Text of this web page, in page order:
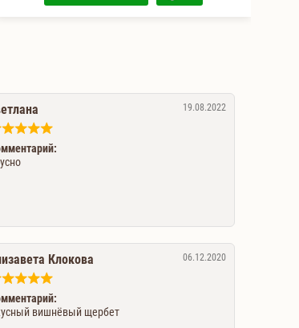
19.08.2022
06.12.2020
Клокова
вишнёвый щербет